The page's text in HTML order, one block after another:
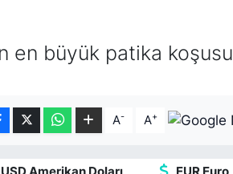
en büyük patika koşusu
A- A+